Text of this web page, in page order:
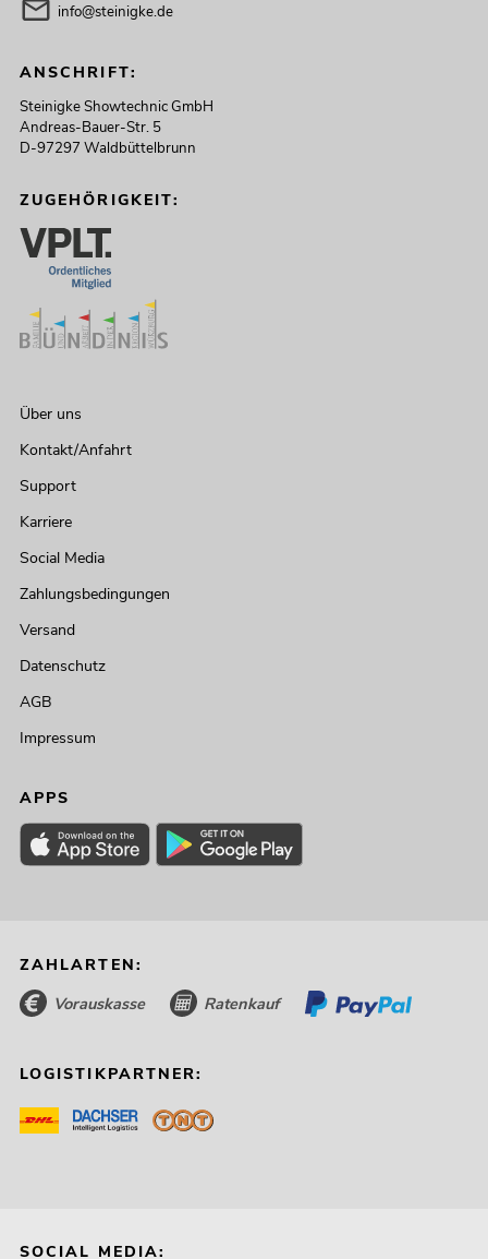
PRO + Easy Show + 2x M-4
Boxenhochständer
No. 20000868
Bestand reicht ca. 12 Wo.
1.199,00
EUROLITE LED PAR-30 COB RGB 30W
sil
info@steinigke.de
ANSCHRIFT:
Steinigke Showtechnic GmbH
Andreas-Bauer-Str. 5
D-97297 Waldbüttelbrunn
ZUGEHÖRIGKEIT:
Über uns
Kontakt/Anfahrt
Support
Karriere
Social Media
Zahlungsbedingungen
Versand
Datenschutz
AGB
Impressum
APPS
ZAHLARTEN:
Vorauskasse Ratenkauf
LOGISTIKPARTNER:
SOCIAL MEDIA: